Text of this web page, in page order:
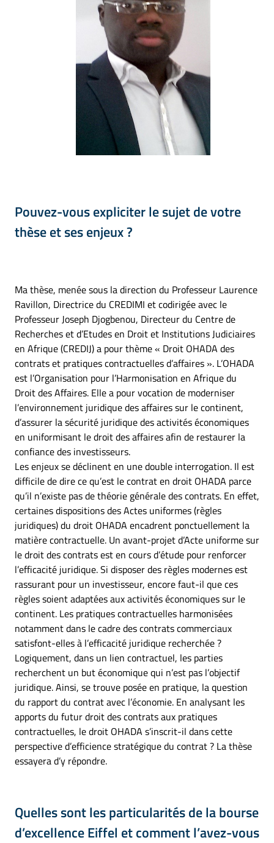
Pouvez-vous expliciter le sujet de votre
thèse et ses enjeux ?
Ma thèse, menée sous la direction du Professeur Laurence
Ravillon, Directrice du CREDIMI et codirigée avec le
Professeur Joseph Djogbenou, Directeur du Centre de
Recherches et d’Etudes en Droit et Institutions Judiciaires
en Afrique (CREDIJ) a pour thème « Droit OHADA des
contrats et pratiques contractuelles d’affaires ». L’OHADA
est l’Organisation pour l’Harmonisation en Afrique du
Droit des Affaires. Elle a pour vocation de moderniser
l’environnement juridique des affaires sur le continent,
d’assurer la sécurité juridique des activités économiques
en uniformisant le droit des affaires afin de restaurer la
confiance des investisseurs.
Les enjeux se déclinent en une double interrogation. Il est
difficile de dire ce qu’est le contrat en droit OHADA parce
qu’il n’existe pas de théorie générale des contrats. En effet,
certaines dispositions des Actes uniformes (règles
juridiques) du droit OHADA encadrent ponctuellement la
matière contractuelle. Un avant-projet d’Acte uniforme sur
le droit des contrats est en cours d’étude pour renforcer
l’efficacité juridique. Si disposer des règles modernes est
rassurant pour un investisseur, encore faut-il que ces
règles soient adaptées aux activités économiques sur le
continent. Les pratiques contractuelles harmonisées
notamment dans le cadre des contrats commerciaux
satisfont-elles à l’efficacité juridique recherchée ?
Logiquement, dans un lien contractuel, les parties
recherchent un but économique qui n’est pas l’objectif
juridique. Ainsi, se trouve posée en pratique, la question
du rapport du contrat avec l’économie. En analysant les
apports du futur droit des contrats aux pratiques
contractuelles, le droit OHADA s’inscrit-il dans cette
perspective d’efficience stratégique du contrat ? La thèse
essayera d’y répondre.
Quelles sont les particularités de la bourse
d’excellence Eiffel et comment l’avez-vous